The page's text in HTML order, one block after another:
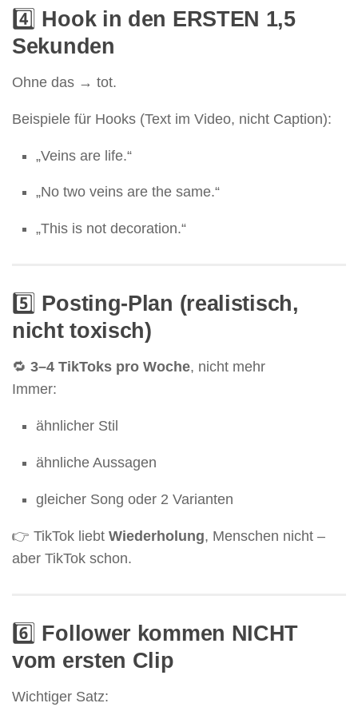
4️⃣ Hook in den ERSTEN 1,5
Sekunden
Ohne das → tot.
Beispiele für Hooks (Text im Video, nicht Caption):
„Veins are life.“
„No two veins are the same.“
„This is not decoration.“
5️⃣ Posting-Plan (realistisch,
nicht toxisch)
🔁 3–4 TikToks pro Woche, nicht mehr
Immer:
ähnlicher Stil
ähnliche Aussagen
gleicher Song oder 2 Varianten
👉 TikTok liebt Wiederholung, Menschen nicht –
aber TikTok schon.
6️⃣ Follower kommen NICHT
vom ersten Clip
Wichtiger Satz: